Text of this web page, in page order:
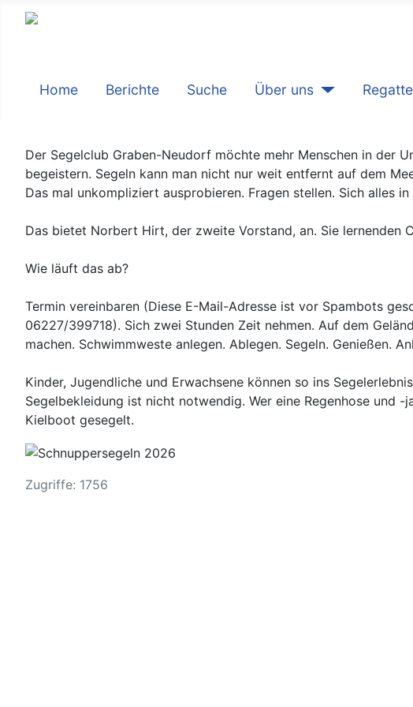
Home Berichte Suche Über uns
Details
Der Segelclub Graben-Neudorf möchte mehr Menschen in der
begeistern. Segeln kann man nicht nur weit entfernt auf dem
Das mal unkompliziert ausprobieren. Fragen stellen. Sich alles in
Das bietet Norbert Hirt, der zweite Vorstand, an. Sie lernenden
Wie läuft das ab?
Termin vereinbaren (Diese E-Mail-Adresse ist vor Spambots
06227/399718). Sich zwei Stunden Zeit nehmen. Auf dem
machen. Schwimmweste anlegen. Ablegen. Segeln. Genießen.
Kinder, Jugendliche und Erwachsene können so ins
Segelbekleidung ist nicht notwendig. Wer eine Regenhose und
Kielboot gesegelt.
Zugriffe: 1756